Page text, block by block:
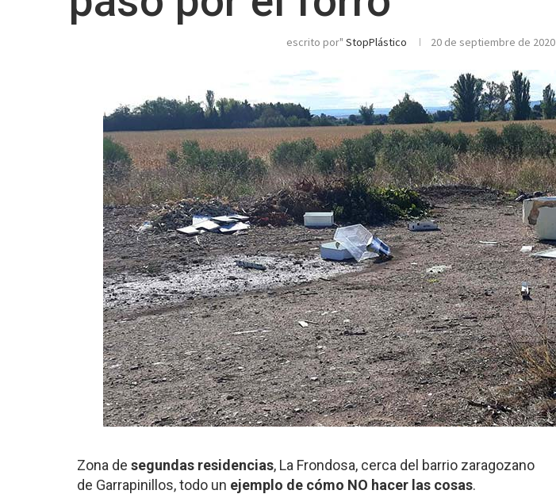
escrito por" StopPlástico 20 de septiembre de 2020
Zona de segundas residencias, La Frondosa, cerca del barrio zaragozano
de Garrapinillos, todo un ejemplo de cómo NO hacer las cosas.